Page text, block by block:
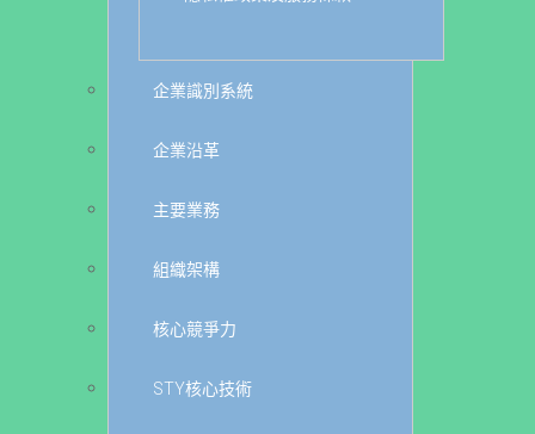
企業識別系統
企業沿革
主要業務
組織架構
核心競爭力
STY核心技術